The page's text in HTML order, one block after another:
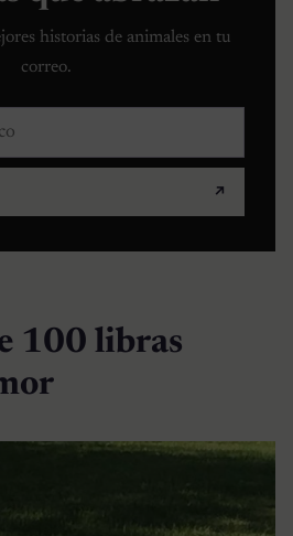
historias de animales en tu
correo.
↗
100 libras